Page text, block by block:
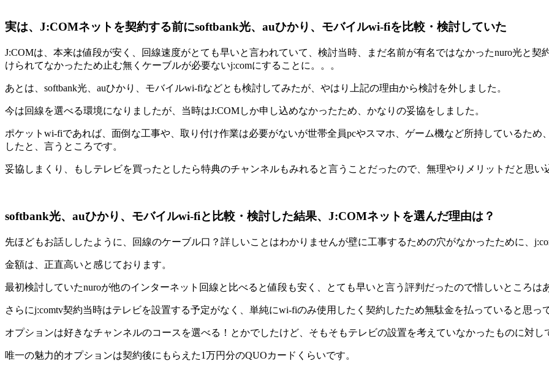
実は、J:COMネットを契約する前にsoftbank光、auひかり、モバイルwi-fiを比較・検討していた
J:COMは、本来は値段が安く、回線速度がとても早いと言われていて、検討当時、まだ名前が有名ではなかったnuro光と
けられてなかったため止む無くケーブルが必要ないj:comにすることに。。。
あとは、softbank光、auひかり、モバイルwi-fiなどとも検討してみたが、やはり上記の理由から検討を外しました。
今は回線を選べる環境になりましたが、当時はJ:COMしか申し込めなかったため、かなりの妥協をしました。
ポケットwi-fiであれば、面倒な工事や、取り付け作業は必要がないが世帯全員pcやスマホ、ゲーム機など所持しているた
したと、言うところです。
妥協しまくり、もしテレビを買ったとしたら特典のチャンネルもみれると言うことだったので、無理やりメリットだと思い
softbank光、auひかり、モバイルwi-fiと比較・検討した結果、J:COMネットを選んだ理由は？
先ほどもお話ししたように、回線のケーブル口？詳しいことはわかりませんが壁に工事するための穴がなかったために、
金額は、正直高いと感じております。
最初検討していたnuroが他のインターネット回線と比べると値段も安く、とても早いと言う評判だったので惜しいところは
さらにj:comtv契約当時はテレビを設置する予定がなく、単純にwi-fiのみ使用したく契約したため無駄金を払っていると思っ
オプションは好きなチャンネルのコースを選べる！とかでしたけど、そもそもテレビの設置を考えていなかったものに対し
唯一の魅力的オプションは契約後にもらえた1万円分のQUOカードくらいです。